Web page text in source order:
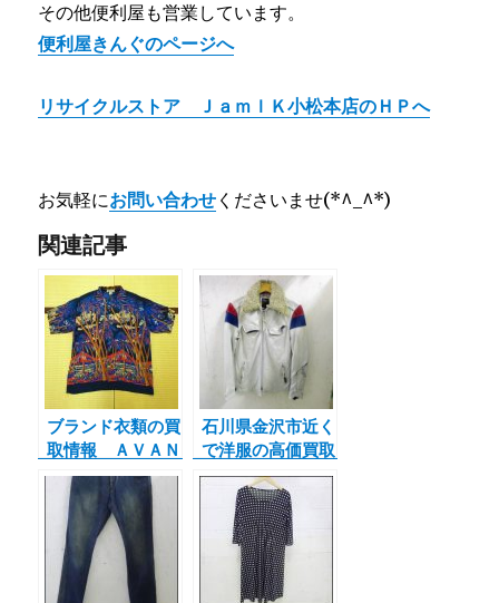
その他便利屋も営業しています。
便利屋きんぐのページへ
リサイクルストア ＪａｍｌＫ小松本店のＨＰへ
お気軽にお問い合わせ くださいませ(*^_^*)
関連記事
ブランド衣類の買
取情報 ＡＶＡＮ
ＴＩ アヴァンテ
ィ シャツ
石川県金沢市近く
で洋服の高価買取
ならジャムルKは
くさん街道市場、
小松本店。白山
市、小松市、能美
市、加賀市、野々
市市の